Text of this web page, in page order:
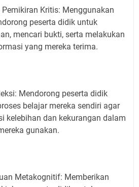
Kritis: Menggunakan
peserta didik untuk
mencari bukti, serta melakukan
yang mereka terima.
Mendorong peserta didik
belajar mereka sendiri agar
kelebihan dan kekurangan dalam
gunakan.
Metakognitif: Memberikan